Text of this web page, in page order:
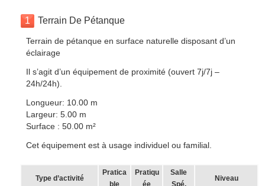
1 Terrain De Pétanque
Terrain de pétanque en surface naturelle disposant d’un
éclairage
Il s’agit d’un équipement de proximité (ouvert 7j/7j –
24h/24h).
Longueur: 10.00 m
Largeur: 5.00 m
Surface : 50.00 m²
Cet équipement est à usage individuel ou familial.
Type d’activité
Pratica
ble
Pratiqu
ée
Salle
Spé.
Niveau